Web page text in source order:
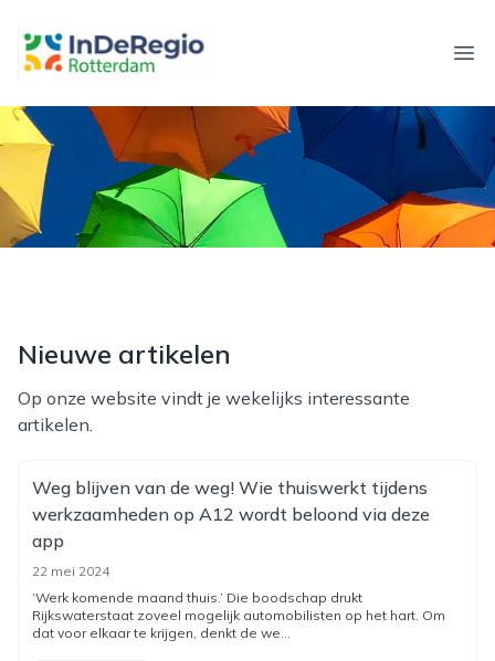
inderegiorotterdam.nl
Nieuwe artikelen
Op onze website vindt je wekelijks interessante
artikelen.
Weg blijven van de weg! Wie thuiswerkt tijdens
werkzaamheden op A12 wordt beloond via deze
app
22 mei 2024
‘Werk komende maand thuis.’ Die boodschap drukt
Rijkswaterstaat zoveel mogelijk automobilisten op het hart. Om
dat voor elkaar te krijgen, denkt de we...